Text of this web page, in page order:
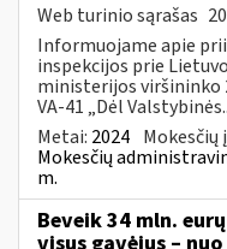
Web turinio sąrašas
Informuojame apie
inspekcijos prie
ministerijos viršininko
VA-41 „Dėl
Metai: 2024
Mokesčių
m.
Beveik 34 mln.
visus gavėjus –